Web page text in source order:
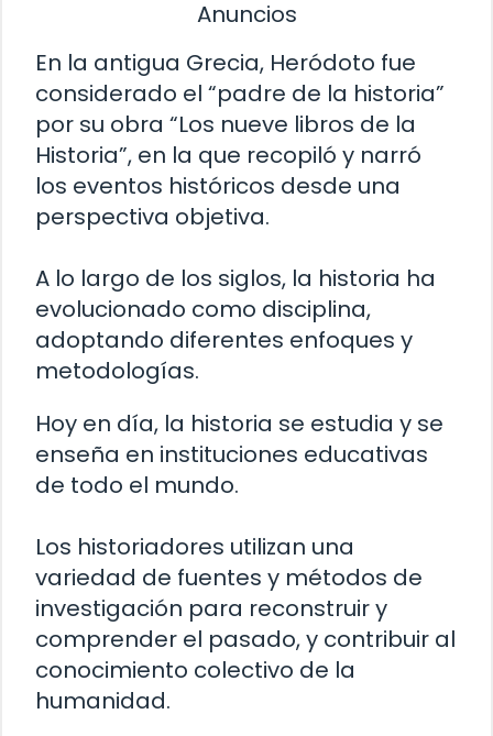
Anuncios
En la antigua Grecia, Heródoto fue
considerado el “padre de la historia”
por su obra “Los nueve libros de la
Historia”, en la que recopiló y narró
los eventos históricos desde una
perspectiva objetiva.
A lo largo de los siglos, la historia ha
evolucionado como disciplina,
adoptando diferentes enfoques y
metodologías.
Hoy en día, la historia se estudia y se
enseña en instituciones educativas
de todo el mundo.
Los historiadores utilizan una
variedad de fuentes y métodos de
investigación para reconstruir y
comprender el pasado, y contribuir al
conocimiento colectivo de la
humanidad.